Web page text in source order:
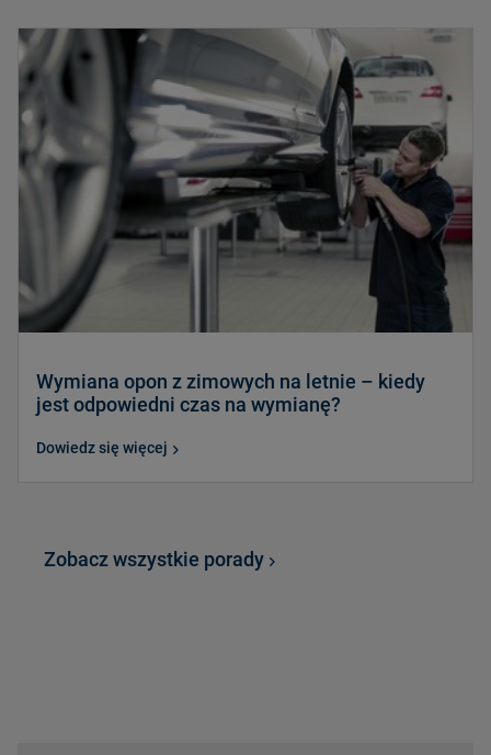
Wymiana opon z zimowych na letnie – kiedy
jest odpowiedni czas na wymianę?
Dowiedz się więcej
Zobacz wszystkie porady